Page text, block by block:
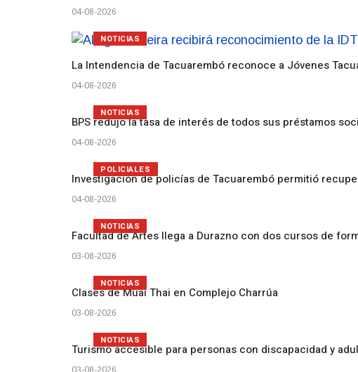
04-08-2026
La Intendencia de Tacuarembó reconoce a Jóvenes
04-08-2026
NOTICIAS
BPS redujo la tasa de interés de todos sus préstamos
04-08-2026
NOTICIAS
Investigación de policías de Tacuarembó permitió
04-08-2026
POLICIALES
Facultad de Artes llega a Durazno con dos cursos de
03-08-2026
NOTICIAS
Clases de Muai Thai en Complejo Charrúa
03-08-2026
NOTICIAS
Turismo accesible para personas con discapacidad y
03-08-2026
NOTICIAS